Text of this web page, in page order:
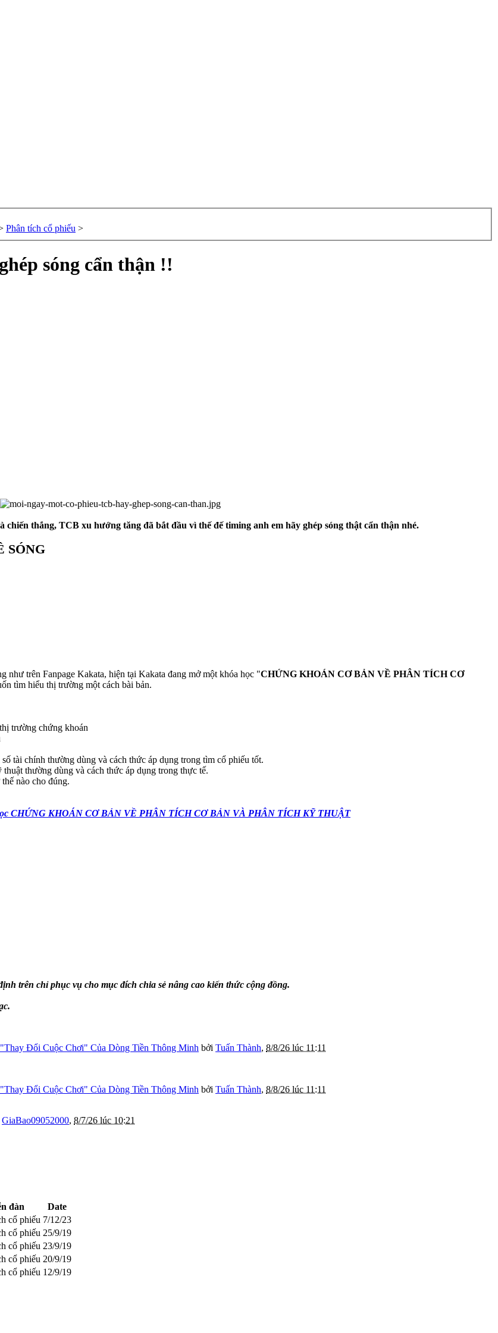
Phân tích cổ phiếu >
sóng cẩn thận !!
thắng, TCB xu hướng tăng đã bắt đầu vì thế đế timing anh em hãy ghép sóng thật cẩn thận nhé.
SÓNG
như trên Fanpage Kakata, hiện tại Kakata đang mở một khóa học "CHỨNG KHOÁN CƠ BẢN VỀ PHÂN TÍCH CƠ
tìm hiểu thị trường một cách bài bản.
trường chứng khoán
tài chính thường dùng và cách thức áp dụng trong tìm cổ phiếu tốt.
thường dùng và cách thức áp dụng trong thực tế.
nào cho đúng.
CHỨNG KHOÁN CƠ BẢN VỀ PHÂN TÍCH CƠ BẢN VÀ PHÂN TÍCH KỸ THUẬT
trên chỉ phục vụ cho mục đích chia sẻ nâng cao kiến thức cộng đồng.
Đổi Cuộc Chơi" Của Dòng Tiền Thông Minh bởi Tuấn Thành, 8/8/26 lúc 11:11
Đổi Cuộc Chơi" Của Dòng Tiền Thông Minh bởi Tuấn Thành, 8/8/26 lúc 11:11
GiaBao09052000, 8/7/26 lúc 10:21
đàn
Date
cổ phiếu 7/12/23
cổ phiếu 25/9/19
cổ phiếu 23/9/19
cổ phiếu 20/9/19
cổ phiếu 12/9/19